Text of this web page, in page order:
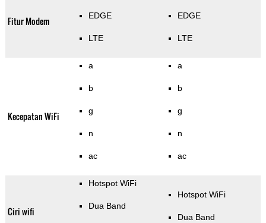
Fitur Modem EDGE
LTE
EDGE
LTE
Kecepatan WiFi
a
b
g
n
ac
a
b
g
n
ac
Ciri wifi
Hotspot WiFi
Dua Band
Hotspot WiFi
Dua Band